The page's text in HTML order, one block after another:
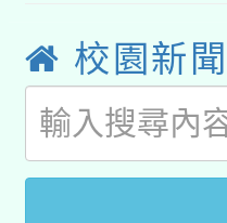
薪期間
業技術
用水績
115年8
桃園市
開 智
2026年
校園新